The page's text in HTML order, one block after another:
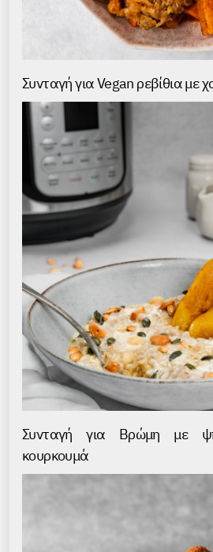
Συνταγή για Vegan ρεβίθια με
Συνταγή για Βρώμη με
κουρκουμά